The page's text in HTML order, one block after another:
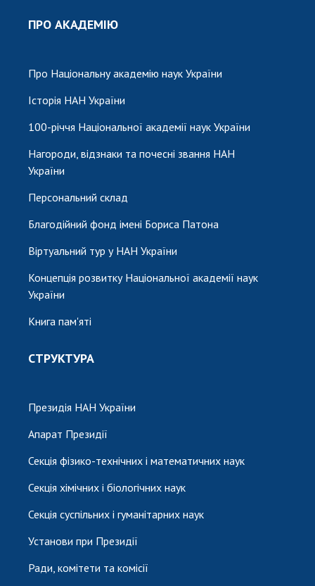
ПРО АКАДЕМІЮ
Про Національну академію наук України
Історія НАН України
100-річчя Національної академії наук України
Нагороди, відзнаки та почесні звання НАН
України
Персональний склад
Благодійний фонд імені Бориса Патона
Віртуальний тур у НАН України
Концепція розвитку Національної академії наук
України
Книга пам'яті
СТРУКТУРА
Президія НАН України
Апарат Президії
Секція фізико-технічних і математичних наук
Секція хімічних і біологічних наук
Секція суспільних і гуманітарних наук
Установи при Президії
Ради, комітети та комісії